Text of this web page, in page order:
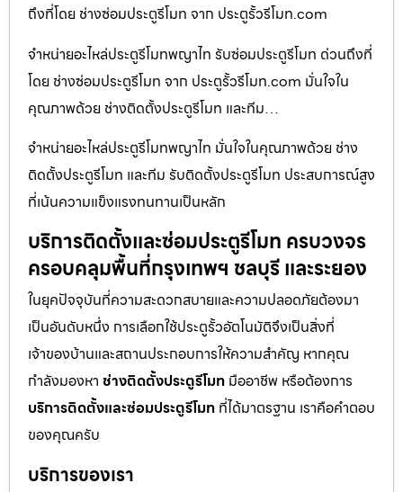
ถึงที่โดย ช่างซ่อมประตูรีโมท จาก ประตูรั้วรีโมท.com
จำหน่ายอะไหล่ประตูรีโมทพญาไท รับซ่อมประตูรีโมท ด่วนถึงที่
โดย ช่างซ่อมประตูรีโมท จาก ประตูรั้วรีโมท.com มั่นใจใน
คุณภาพด้วย ช่างติดตั้งประตูรีโมท และทีม…
จำหน่ายอะไหล่ประตูรีโมทพญาไท มั่นใจในคุณภาพด้วย ช่าง
ติดตั้งประตูรีโมท และทีม รับติดตั้งประตูรีโมท ประสบการณ์สูง
ที่เน้นความแข็งแรงทนทานเป็นหลัก
บริการติดตั้งและซ่อมประตูรีโมท ครบวงจร
ครอบคลุมพื้นที่กรุงเทพฯ ชลบุรี และระยอง
ในยุคปัจจุบันที่ความสะดวกสบายและความปลอดภัยต้องมา
เป็นอันดับหนึ่ง การเลือกใช้ประตูรั้วอัตโนมัติจึงเป็นสิ่งที่
เจ้าของบ้านและสถานประกอบการให้ความสำคัญ หากคุณ
กำลังมองหา ช่างติดตั้งประตูรีโมท มืออาชีพ หรือต้องการ
บริการติดตั้งและซ่อมประตูรีโมท ที่ได้มาตรฐาน เราคือคำตอบ
ของคุณครับ
บริการของเรา